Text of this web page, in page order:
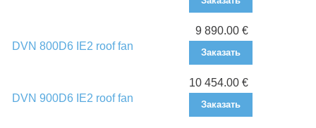
DVN 800D6 IE2 roof fan
9 890.00 €
Заказать
DVN 900D6 IE2 roof fan
10 454.00 €
Заказать